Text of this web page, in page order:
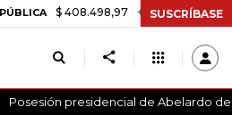
$ 408.498,97 +$ 8.753,81 +2,19%
SUSCRÍBASE
Posesión presidencial de Abelardo de